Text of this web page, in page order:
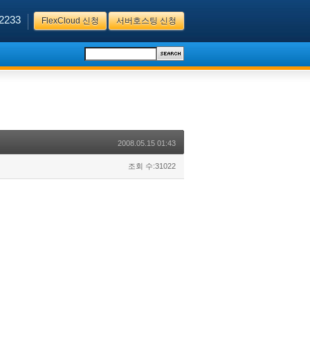
FlexCloud 신청 서버호스팅 신청
2008.05.15 01:43
조회 수:31022